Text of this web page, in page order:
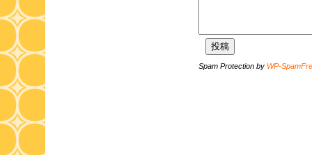
Spam Protection by WP-